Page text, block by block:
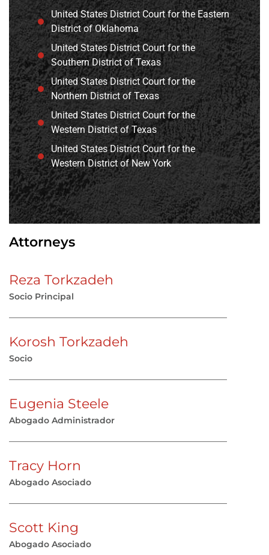
United States District Court for the Eastern
District of Oklahoma
United States District Court for the
Southern District of Texas
United States District Court for the
Northern District of Texas
United States District Court for the
Western District of Texas
United States District Court for the
Western District of New York
Attorneys
Reza Torkzadeh
Socio Principal
Korosh Torkzadeh
Socio
Eugenia Steele
Abogado Administrador
Tracy Horn
Abogado Asociado
Scott King
Abogado Asociado